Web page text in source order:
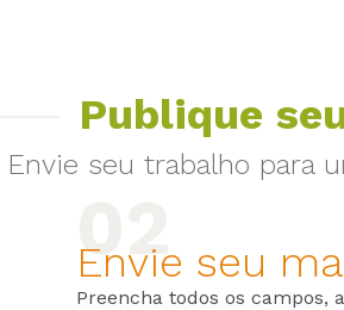
Publique
Envie seu trabalho para
Envie seu
Preencha todos os campos,